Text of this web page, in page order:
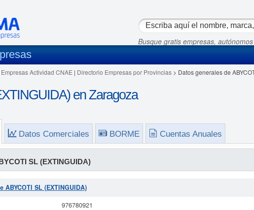
Busque gratis empresas,
Actividad CNAE | Directorio Empresas por Provincias> Datos generales de
en Zaragoza
Datos Comerciales BORME Cuentas Anuales
SL (EXTINGUIDA)
SL (EXTINGUIDA)
976780921